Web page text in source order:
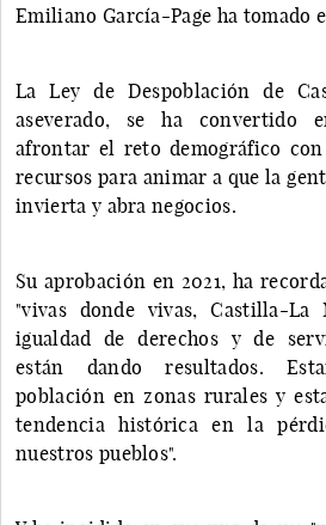
Emiliano García-Page ha tomado
La Ley de Despoblación de
aseverado, se ha convertido
afrontar el reto demográfico
recursos para animar a que la
invierta y abra negocios.
Su aprobación en 2021, ha
"vivas donde vivas, Castilla-La
igualdad de derechos y de
están dando resultados.
población en zonas rurales y
tendencia histórica en la
nuestros pueblos".